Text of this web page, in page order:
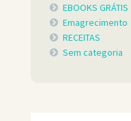
EBOOKS GRÁTIS
Emagrecimento
RECEITAS
Sem categoria